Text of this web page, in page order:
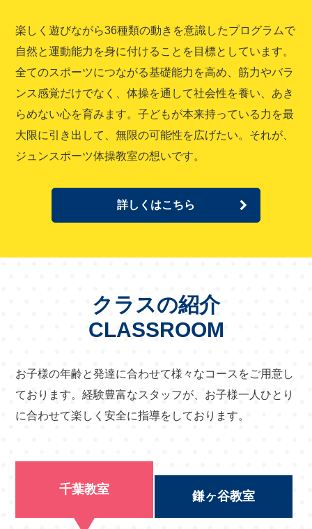
楽しく遊びながら36種類の動きを意識したプログラムで
自然と運動能力を身に付けることを目標としています。
全てのスポーツにつながる基礎能力を高め、筋力やバラ
ンス感覚だけでなく、体操を通して社会性を養い、あき
らめない心を育みます。子どもが本来持っている力を最
大限に引き出して、無限の可能性を広げたい。それが、
ジュンスポーツ体操教室の想いです。
詳しくはこちら
クラスの紹介
CLASSROOM
お子様の年齢と発達に合わせて様々なコースをご用意し
ております。経験豊富なスタッフが、お子様一人ひとり
に合わせて楽しく安全に指導をしております。
千葉教室 鎌ヶ谷教室